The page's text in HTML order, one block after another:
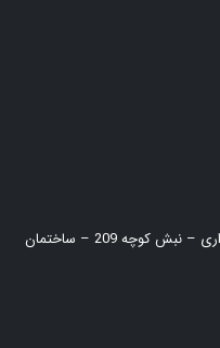
کرج – مهرشهر – بلوار شهرداری – نبش کوچه 209 – ساختمان